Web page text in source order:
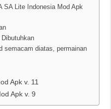
SA Lite Indonesia Mod Apk
semacam diatas, permainan
Apk v. 11
Apk v. 9